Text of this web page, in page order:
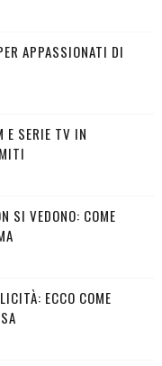
APPASSIONATI DI
E SERIE TV IN
SI VEDONO: COME
ECCO COME